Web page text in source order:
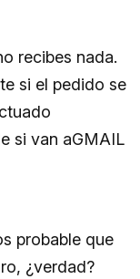
recibes nada.
si el pedido se
si van aGMAIL
probable que
¿verdad?